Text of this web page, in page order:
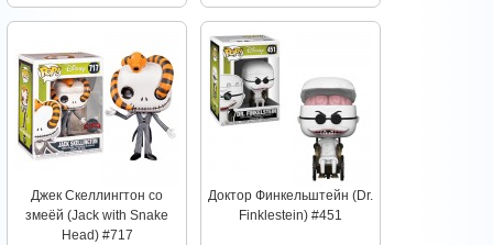
Джек Скеллингтон со
змеёй (Jack with Snake
Head) #717
Доктор Финкельштейн (Dr.
Finklestein) #451